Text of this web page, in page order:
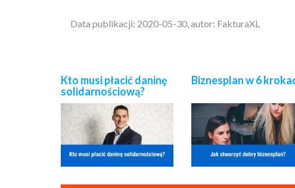
Data publikacji: 2020-05-30, autor: FakturaXL
Kto musi płacić daninę
solidarnościową?
Biznesplan w 6